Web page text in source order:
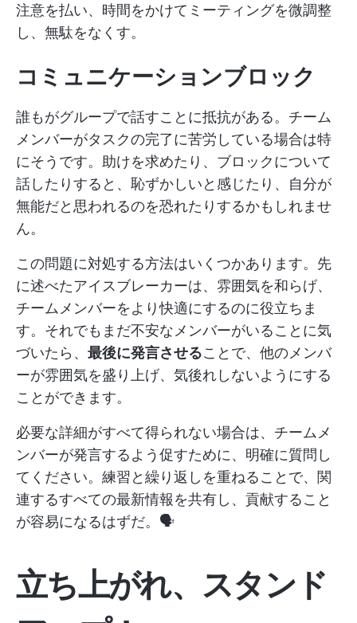
注意を払い、時間をかけてミーティングを微調整
し、無駄をなくす。
コミュニケーションブロック
誰もがグループで話すことに抵抗がある。チーム
メンバーがタスクの完了に苦労している場合は特
にそうです。助けを求めたり、ブロックについて
話したりすると、恥ずかしいと感じたり、自分が
無能だと思われるのを恐れたりするかもしれませ
ん。
この問題に対処する方法はいくつかあります。先
に述べたアイスブレーカーは、雰囲気を和らげ、
チームメンバーをより快適にするのに役立ちま
す。それでもまだ不安なメンバーがいることに気
づいたら、 最後に発言させることで、他のメンバ
ーが雰囲気を盛り上げ、気後れしないようにする
ことができます。
必要な詳細がすべて得られない場合は、チームメ
ンバーが発言するよう促すために、明確に質問し
てください。練習と繰り返しを重ねることで、関
連するすべての最新情報を共有し、貢献すること
が容易になるはずだ。🗣️
立ち上がれ、スタンド